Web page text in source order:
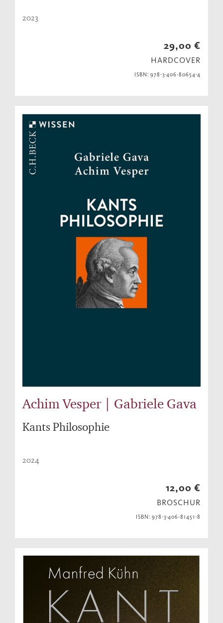
2023
29,00 €
HARDCOVER
ISBN: 978-3-406-80654-4
Achim Vesper | Gabriele Gava
Kants Philosophie
2024
12,00 €
BROSCHUR
ISBN: 978-3-406-81451-8